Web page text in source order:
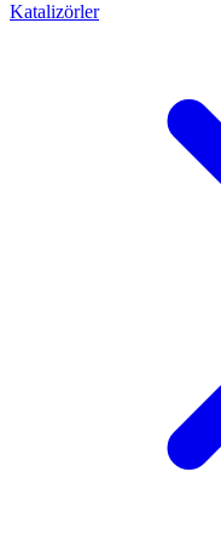
Katalizörler